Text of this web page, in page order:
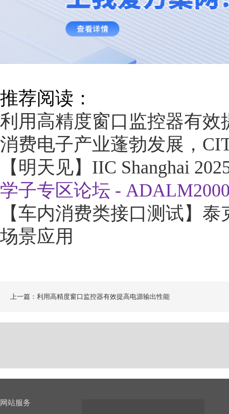
推荐阅读：
利用高精度窗口监控器有效
消费电子产业蓬勃发展，
【明天见】IIC Shanghai
学子专区论坛 -
【车内消费类接口测试】
场景应用
上一篇：利用高精度窗口监控器有效提高电源输出性能
网站服务